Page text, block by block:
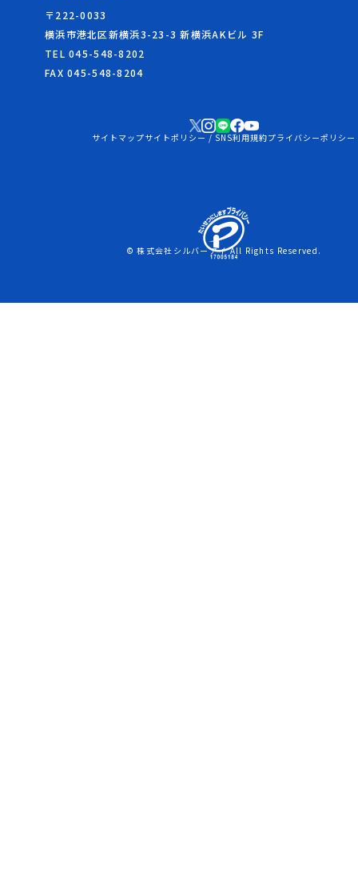
〒222-0033
横浜市港北区新横浜3-23-3 新横浜AKビル 3F
TEL 045-548-8202
FAX 045-548-8204
サイトマップサイトポリシー / SNS利用規約プライバシーポリシー
© 株式会社シルバーアイ All Rights Reserved.